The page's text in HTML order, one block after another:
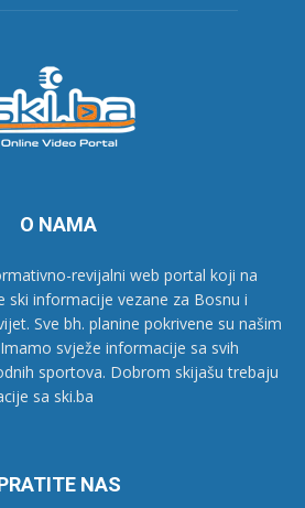
O NAMA
revijalni web portal koji na
ski informacije vezane za Bosnu i
Sve bh. planine pokrivene su našim
svježe informacije sa svih
sportova. Dobrom skijašu trebaju
sa ski.ba
NAS